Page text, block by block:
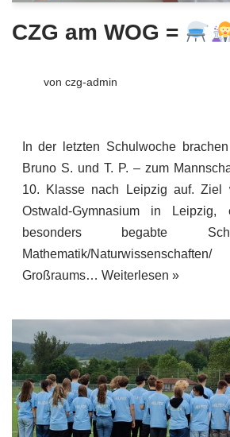
CZG am WOG =
von czg-admin
In der letzten Schulwoche
Bruno S. und T. P. – zum
10. Klasse nach Leipzig auf. Ziel
Ostwald-Gymnasium in
besonders begabte
Mathematik/
Großraums… Weiterlesen »